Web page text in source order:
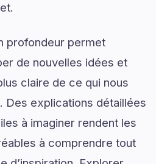
profondeur permet
de nouvelles idées et
claire de ce qui nous
Des explications détaillées
à imaginer rendent les
à comprendre tout